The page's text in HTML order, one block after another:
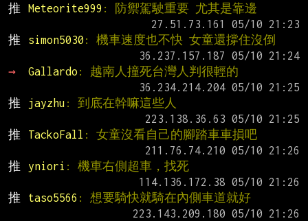
推
Meteorite999 : 防禦駕駛重要 尤其是靠邊
推
simon5030 : 機車速度也不快 女童還撐住沒倒
→
Gallardo : 越南人撞死台灣人判很輕的
推
jayzhu : 到底在幹嘛這些人
推
TackoFall : 女童沒看自己的腳踏車車損吧
推
yniori : 機車右側超車，找死
推
taso5566 : 想要騎快就騎在內側車道就好